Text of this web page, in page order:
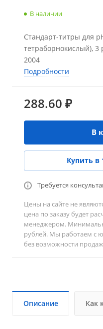
В наличии
Стандарт-титры для
тетраборнокислый), 3
2004
Подробности
288.60 ₽
В
Купить в
Требуется
Цены на сайте не
цена по заказу будет
менеджером.
рублей. Мы работаем с
без возможности
Описание Как